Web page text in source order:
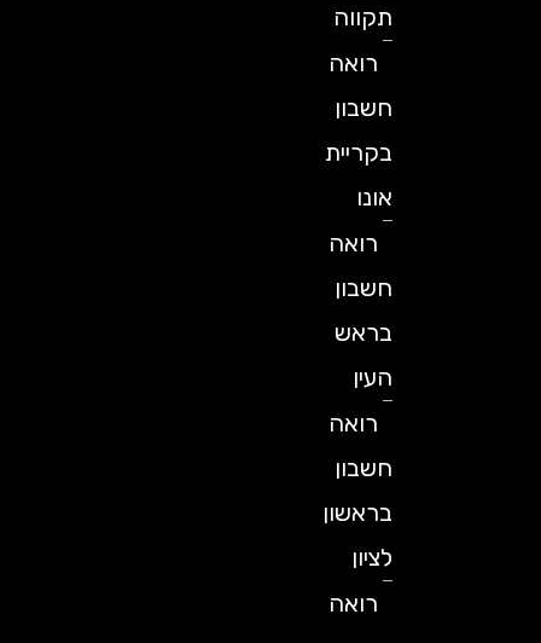
תקווה
רואה
חשבון
בקריית
רואה
חשבון
בראש
רואה
חשבון
בראשון
רואה